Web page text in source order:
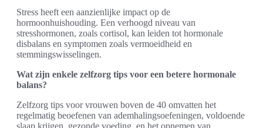
Stress heeft een aanzienlijke impact op de
hormoonhuishouding. Een verhoogd niveau van
stresshormonen, zoals cortisol, kan leiden tot hormonale
disbalans en symptomen zoals vermoeidheid en
stemmingswisselingen.
Wat zijn enkele zelfzorg tips voor een betere hormonale
balans?
Zelfzorg tips voor vrouwen boven de 40 omvatten het
regelmatig beoefenen van ademhalingsoefeningen, voldoende
slaap krijgen, gezonde voeding, en het opnemen van